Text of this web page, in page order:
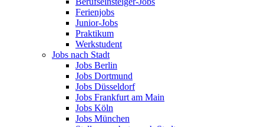
Ferienjobs
Junior-Jobs
Praktikum
Werkstudent
Jobs nach Stadt
Jobs Berlin
Jobs Dortmund
Jobs Düsseldorf
Jobs Frankfurt am Main
Jobs Köln
Jobs München